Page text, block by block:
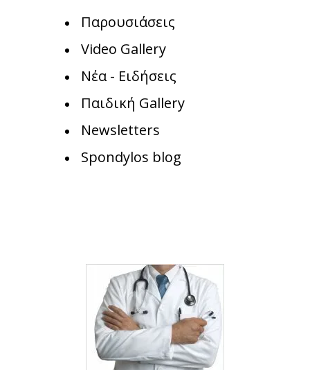
Παρουσιάσεις
Video Gallery
Νέα - Ειδήσεις
Παιδική Gallery
Newsletters
Spondylos blog